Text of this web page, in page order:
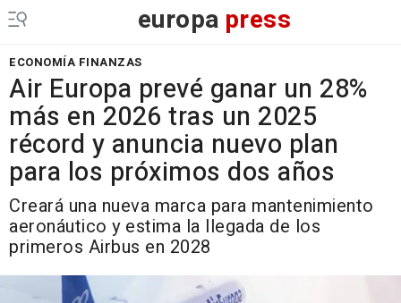
europa press
ECONOMÍA FINANZAS
Air Europa prevé ganar un 28%
más en 2026 tras un 2025
récord y anuncia nuevo plan
para los próximos dos años
Creará una nueva marca para mantenimiento
aeronáutico y estima la llegada de los
primeros Airbus en 2028